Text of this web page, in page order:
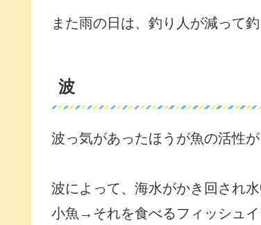
また雨の日は、釣り人が減って
波
波っ気があったほうが魚の活性
波によって、海水がかき回され
小魚→それを食べるフィッシュイ